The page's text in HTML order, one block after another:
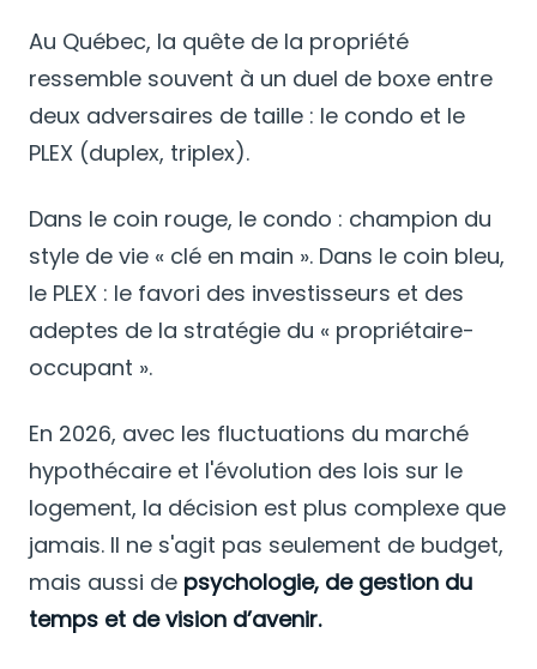
Au Québec, la quête de la propriété
ressemble souvent à un duel de boxe entre
deux adversaires de taille : le condo et le
PLEX (duplex, triplex).
Dans le coin rouge, le condo : champion du
style de vie « clé en main ». Dans le coin bleu,
le PLEX : le favori des investisseurs et des
adeptes de la stratégie du « propriétaire-
occupant ».
En 2026, avec les fluctuations du marché
hypothécaire et l'évolution des lois sur le
logement, la décision est plus complexe que
jamais. Il ne s'agit pas seulement de budget,
mais aussi de psychologie, de gestion du
temps et de vision d’avenir.